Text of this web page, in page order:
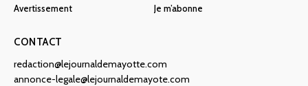
Avertissement
Je m’abonne
CONTACT
redaction@lejournaldemayotte.com
annonce-legale@lejournaldemayote.com